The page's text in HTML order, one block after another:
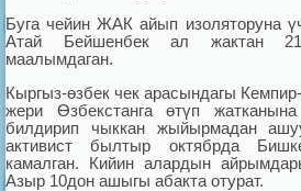
Буга чейин ЖАК айып изоляторуна
Атай Бейшенбек ал жактан 21-
маалымдаган.
Кыргыз-өзбек чек арасындагы
жери Өзбекстанга өтүп
билдирип чыккан жыйырмадан
активист былтыр октябрда
камалган. Кийин алардын
Азыр 10дон ашыгы абакта отурат.